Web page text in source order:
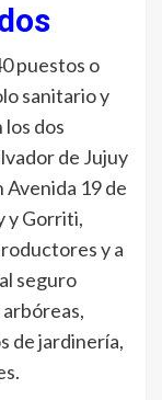
puestos o
sanitario y
dos
de Jujuy
Avenida 19 de
y Gorriti,
y a
seguro
de jardinería,